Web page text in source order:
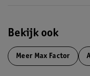
de borstel in het flesje, zo
Bekijk ook
Meer Max Factor